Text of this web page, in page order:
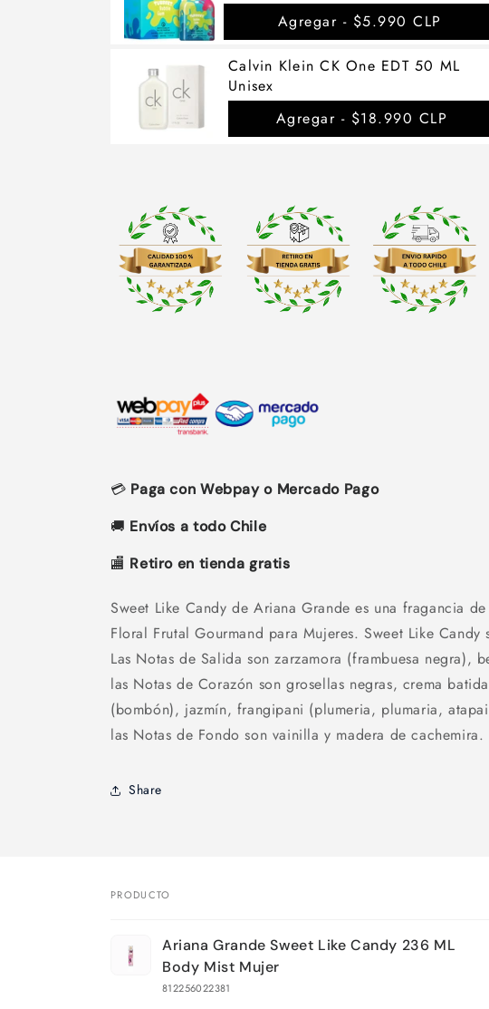
Agregar - $5.990 CLP
Calvin Klein CK One EDT 50 ML
Unisex
Agregar - $18.990 CLP
💳 Paga con Webpay o Mercado Pago
🚚 Envíos a todo Chile
🏬 Retiro en tienda gratis
Sweet Like Candy de Ariana Grande es una fragancia
Floral Frutal Gourmand para Mujeres. Sweet Like Candy
Las Notas de Salida son zarzamora (frambuesa negra),
las Notas de Corazón son grosellas negras, crema
(bombón), jazmín, frangipani (plumeria, plumaria,
las Notas de Fondo son vainilla y madera de cachemira.
Share
carrito
PRODUCTO
Ariana Grande Sweet Like Candy 236 ML
Body Mist Mujer
812256022381